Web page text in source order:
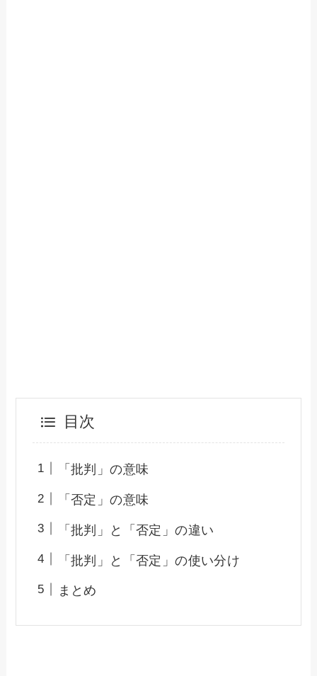
目次
「批判」の意味
「否定」の意味
「批判」と「否定」の違い
「批判」と「否定」の使い分け
まとめ